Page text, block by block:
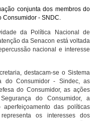
conjunta dos membros do
Consumidor - SNDC.
da Política Nacional de
da Senacon está voltada
nacional e interesse
destacam-se o Sistema
do Consumidor - Sindec, as
do Consumidor, as ações
do Consumidor, a
das políticas
os interesses dos